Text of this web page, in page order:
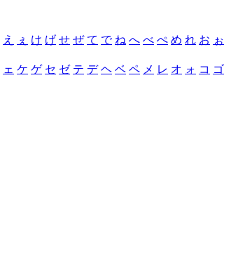
え ぇ け げ せ ぜ て で ね へ べ ぺ め れ お ぉ
ェ ケ ゲ セ ゼ テ デ ヘ ベ ペ メ レ オ ォ コ ゴ